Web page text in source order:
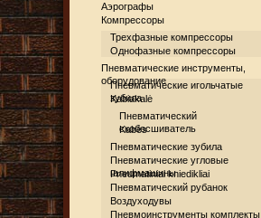
Аэрографы
Компрессоры
Трехфазные компрессоры
Однофазные компрессоры
Пневматические инструменты,
оборудование
Пневматические игольчатые
зубила
Kabiakalė
Пневматический
скобосшиватель
Kabės
Пневматические зубила
Пневматические угловые
шлифмашины
Pneumatiniai kniedikliai
Пневматический рубанок
Воздуходувы
Пневмоинструменты комплекты